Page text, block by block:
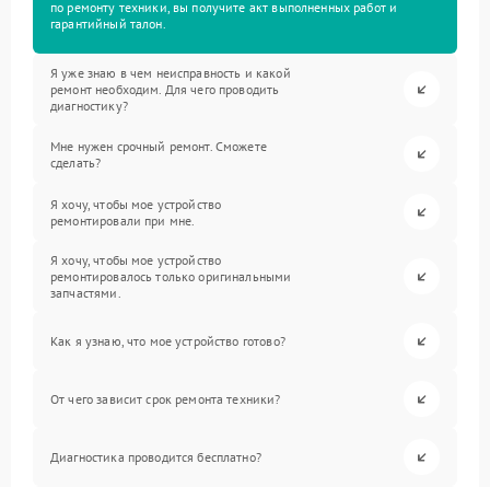
по ремонту техники, вы получите акт выполненных работ и
гарантийный талон.
Я уже знаю в чем неисправность и какой
ремонт необходим. Для чего проводить
диагностику?
Мне нужен срочный ремонт. Сможете
сделать?
Я хочу, чтобы мое устройство
ремонтировали при мне.
Я хочу, чтобы мое устройство
ремонтировалось только оригинальными
запчастями.
Как я узнаю, что мое устройство готово?
От чего зависит срок ремонта техники?
Диагностика проводится бесплатно?